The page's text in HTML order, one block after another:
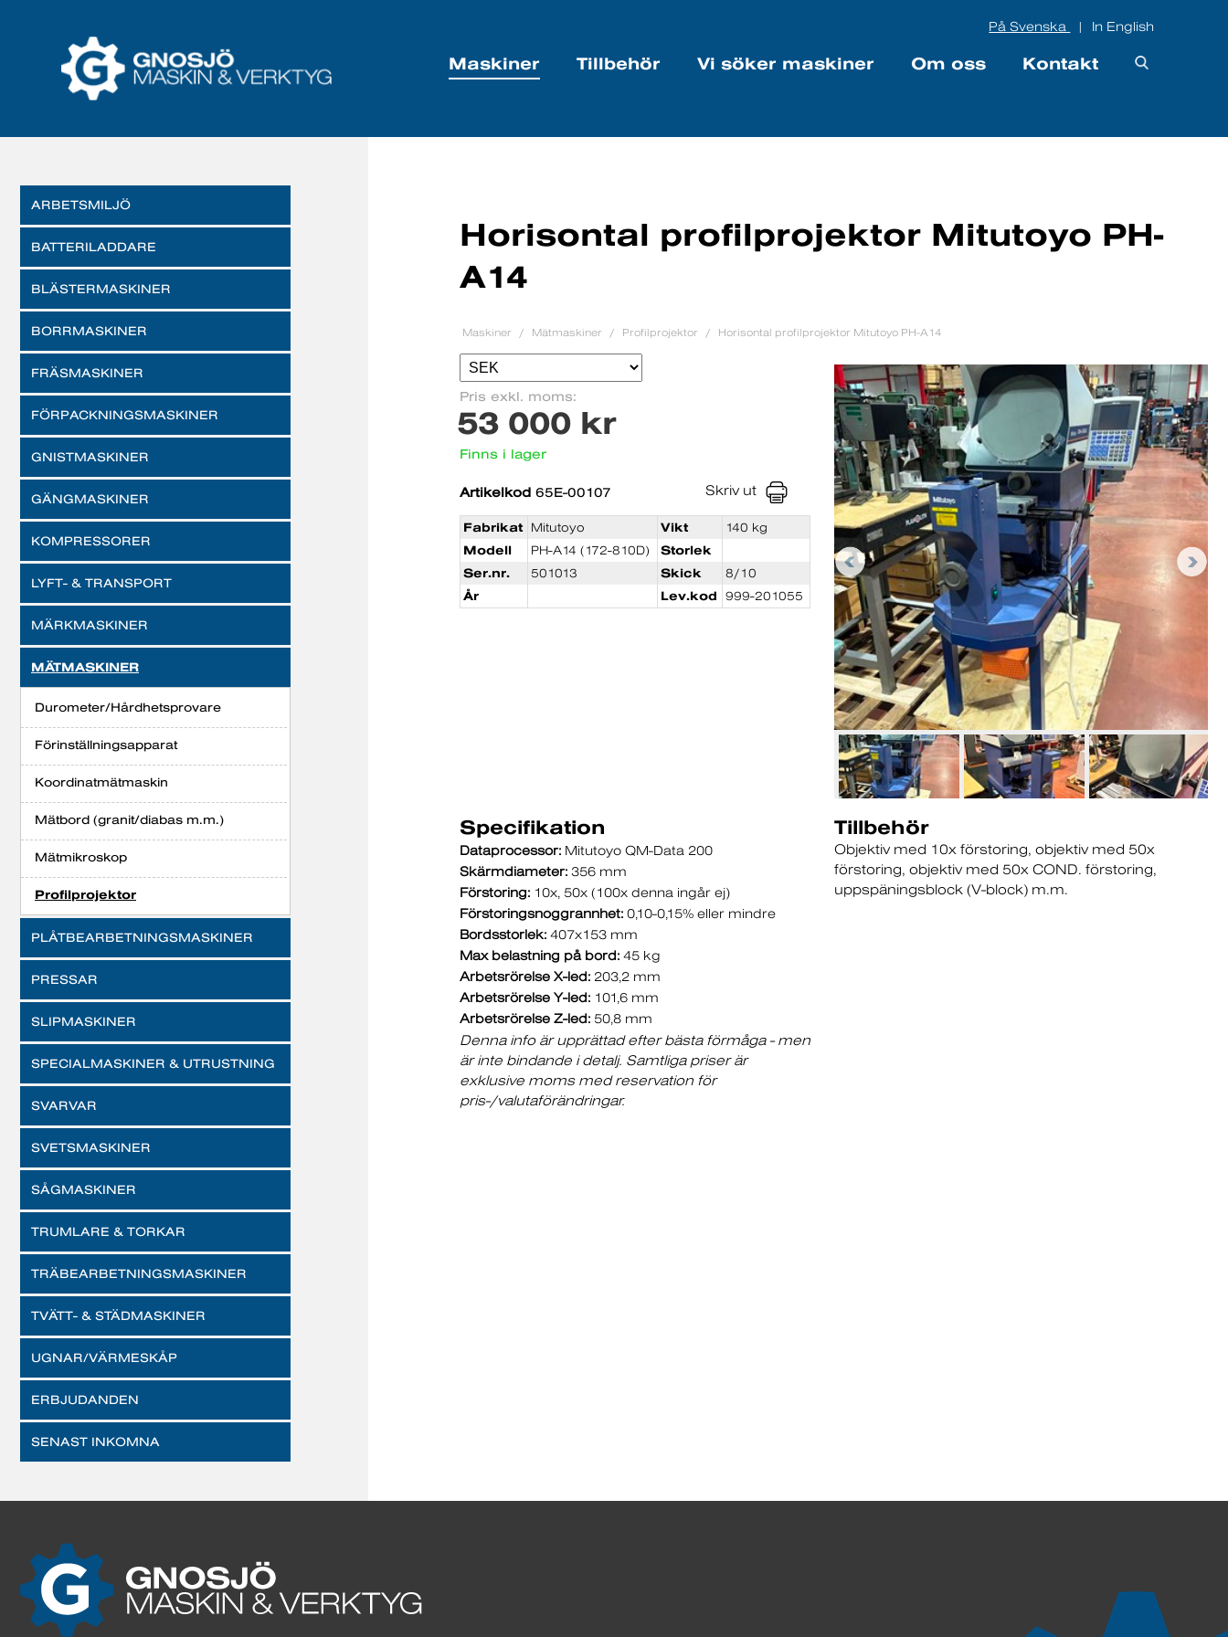
På Svenska In English
Maskiner Tillbehör Vi söker maskiner Om oss Kontakt
ARBETSMILJÖ
BATTERILADDARE
BLÄSTERMASKINER
BORRMASKINER
FRÄSMASKINER
FÖRPACKNINGSMASKINER
GNISTMASKINER
GÄNGMASKINER
KOMPRESSORER
LYFT- & TRANSPORT
MÄRKMASKINER
MÄTMASKINER
Durometer/Hårdhetsprovare
Förinställningsapparat
Koordinatmätmaskin
Mätbord (granit/diabas m.m.)
Mätmikroskop
Profilprojektor
PLÅTBEARBETNINGSMASKINER
PRESSAR
SLIPMASKINER
SPECIALMASKINER & UTRUSTNING
SVARVAR
SVETSMASKINER
SÅGMASKINER
TRUMLARE & TORKAR
TRÄBEARBETNINGSMASKINER
TVÄTT- & STÄDMASKINER
UGNAR/VÄRMESKÅP
ERBJUDANDEN
SENAST INKOMNA
Horisontal profilprojektor Mitutoyo PH-
A14
Maskiner Mätmaskiner Profilprojektor Horisontal profilprojektor Mitutoyo PH-A14
Pris exkl. moms:
53 000 kr
Finns i lager
Artikelkod 65E-00107 Skriv ut
Fabrikat Mitutoyo Vikt
140 kg
Modell
PH-A14 (172-810D)
Storlek
Ser.nr.
501013 Skick
8/10
År
Lev.kod 999-201055
Tillbehör
Objektiv med 10x förstoring objektiv med 50x
förstoring objektiv med 50x COND. förstoring
uppspäningsblock (V-block) m.m.
Specifikation
Dataprocessor: Mitutoyo QM-Data 200
Skärmdiameter: 356 mm
Förstoring: 10x, 50x (100x denna ingår ej)
Förstoringsnoggrannhet: 0,10-0,15% eller mindre
Bordsstorlek: 407x153 mm
Max belastning på bord: 45 kg
Arbetsrörelse X-led: 203,2 mm
Arbetsrörelse Y-led: 101,6 mm
Arbetsrörelse Z-led: 50,8 mm
Denna info är upprättad efter bästa förmåga - men
är inte bindande i detalj. Samtliga priser är
exklusive moms med reservation för
pris-/valutaförändringar.